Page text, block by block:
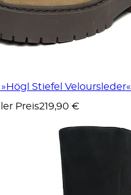
Stiefel Veloursleder«
Preis219,90 €